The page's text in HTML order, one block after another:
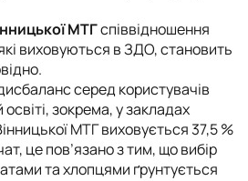
МТГспіввідношення
виховуються в ЗДО, становить
серед користувачів
освіті, зокрема, у закладах
МТГ виховується 37,5 %
це пов’язано з тим, що вибір
та хлопцями ґрунтується